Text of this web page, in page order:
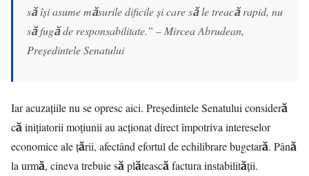
să își asume măsurile dificile și care să le treacă rapid, nu
să fugă de responsabilitate.” – Mircea Abrudean,
Președintele Senatului
Iar acuzațiile nu se opresc aici. Președintele Senatului consideră
că inițiatorii moțiunii au acționat direct împotriva intereselor
economice ale țării, afectând efortul de echilibrare bugetară. Până
la urmă, cineva trebuie să plătească factura instabilității.